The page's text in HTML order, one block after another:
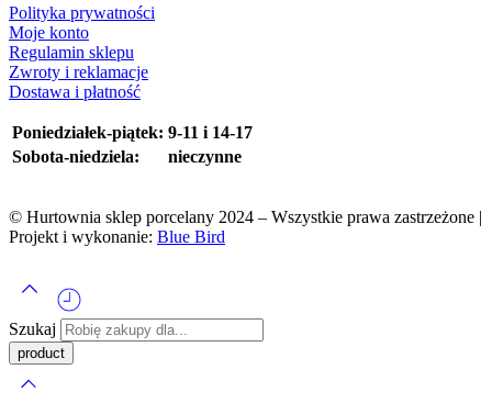
Polityka prywatności
Moje konto
Regulamin sklepu
Zwroty i reklamacje
Dostawa i płatność
Poniedziałek-piątek: 9-11 i 14-17
Sobota-niedziela:
nieczynne
© Hurtownia sklep porcelany 2024 – Wszystkie prawa zastrzeżone |
Projekt i wykonanie: Blue Bird
Szukaj